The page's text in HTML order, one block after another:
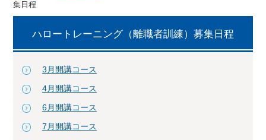
集日程
ハロートレーニング（離職者訓練）募集日程
3月開講コース
4月開講コース
6月開講コース
7月開講コース